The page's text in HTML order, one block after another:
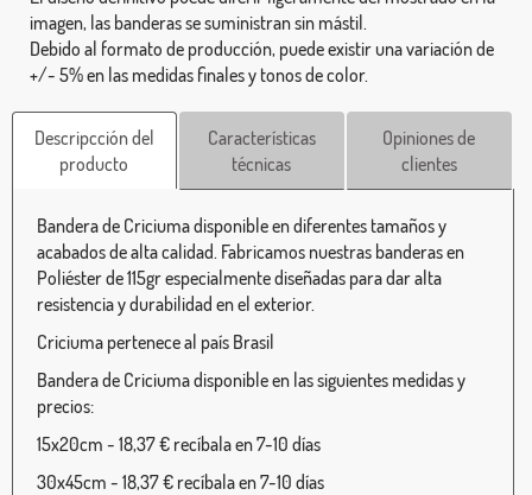
imagen, las banderas se suministran sin mástil.
Debido al formato de producción, puede existir una variación de
+/- 5% en las medidas finales y tonos de color.
Descripcción del
producto
Características
técnicas
Opiniones de
clientes
Bandera de Criciuma disponible en diferentes tamaños y
acabados de alta calidad. Fabricamos nuestras banderas en
Poliéster de 115gr especialmente diseñadas para dar alta
resistencia y durabilidad en el exterior.
Criciuma pertenece al país Brasil
Bandera de Criciuma disponible en las siguientes medidas y
precios:
15x20cm - 18,37 € recíbala en 7-10 días
30x45cm - 18,37 € recíbala en 7-10 días